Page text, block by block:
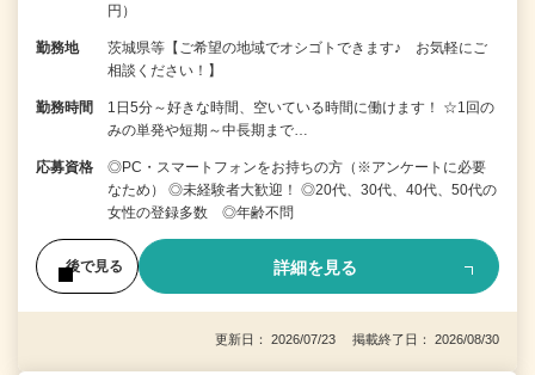
円）
勤務地
茨城県等【ご希望の地域でオシゴトできます♪ お気軽にご
相談ください！】
勤務時間
1日5分～好きな時間、空いている時間に働けます！ ☆1回の
みの単発や短期～中長期まで…
応募資格
◎PC・スマートフォンをお持ちの方（※アンケートに必要
なため） ◎未経験者大歓迎！ ◎20代、30代、40代、50代の
女性の登録多数 ◎年齢不問
後で見る 詳細を見る
更新日： 2026/07/23 掲載終了日： 2026/08/30